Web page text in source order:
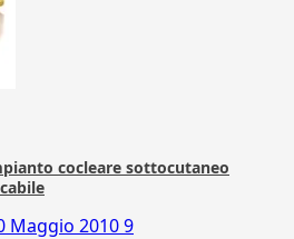
cocleare sottocutaneo
Maggio 20109